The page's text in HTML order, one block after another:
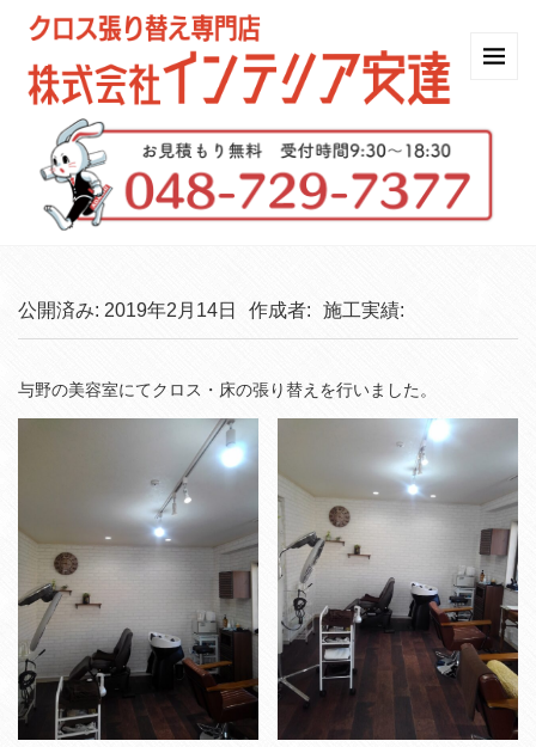
公開済み: 2019年2月14日 作成者: 施工実績:
与野の美容室にてクロス・床の張り替えを行いました。